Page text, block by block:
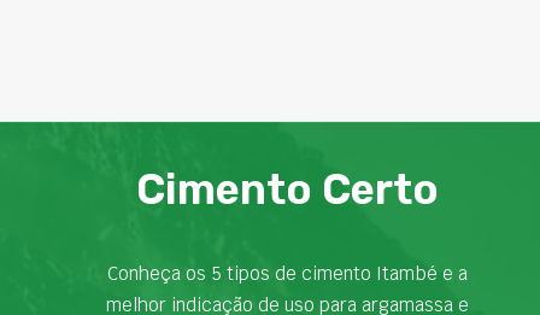
Cimento Certo
Conheça os 5 tipos de cimento Itambé e a
melhor indicação de uso para argamassa e